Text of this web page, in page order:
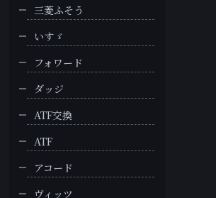
三菱ふそう
いすゞ
フォワード
ダッジ
ATF交換
ATF
アコード
ヴィッツ